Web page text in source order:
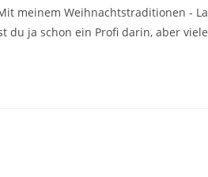
meinem Weihnachtstraditionen -
du ja schon ein Profi darin, aber